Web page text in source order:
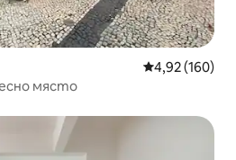
Средна
4,92 (160)
място